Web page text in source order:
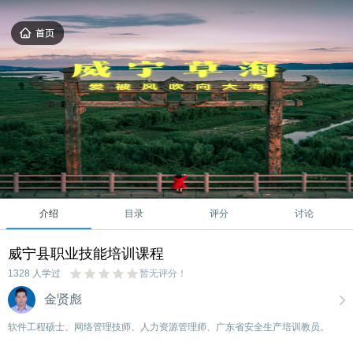
介绍 目录 评分 讨论
威宁县职业技能培训课程
1328 人学过 暂无评分！
金贤彪
软件工程硕士、网络管理技师、人力资源管理师、广东省安全生产培训教员。